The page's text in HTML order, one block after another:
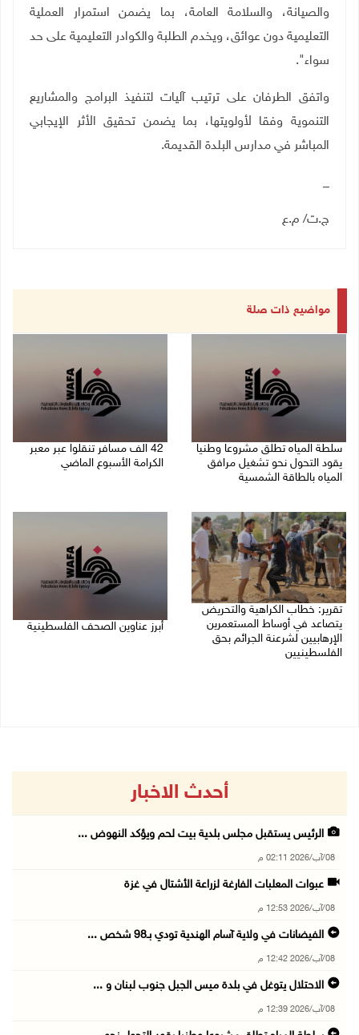
والصيانة، والسلامة العامة، بما يضمن استمرار العملية
التعليمية دون عوائق، ويخدم الطلبة والكوادر التعليمية على حد
سواء"
.
واتفق الطرفان على ترتيب آليات لتنفيذ البرامج والمشاريع
التنموية وفقا لأولويتها، بما يضمن تحقيق الأثر الإيجابي
المباشر في مدارس البلدة القديمة.
ج.ت/ م.ع
مواضيع ذات صلة
سلطة المياه تطلق مشروعا وطنيا
يقود التحول نحو تشغيل مرافق
المياه بالطاقة الشمسية
42 الف مسافر تنقلوا عبر معبر
الكرامة الأسبوع الماضي
تقرير: خطاب الكراهية والتحريض
يتصاعد في أوساط المستعمرين
الإرهابيين لشرعنة الجرائم بحق
الفلسطينيين
أبرز عناوين الصحف الفلسطينية
أحدث الاخبار
الرئيس يستقبل مجلس بلدية بيت لحم ويؤكد النهوض ...
08/آب/2026 02:11 م
عبوات المعلبات الفارغة لزراعة الأشتال في غزة
08/آب/2026 12:53 م
الفيضانات في ولاية آسام الهندية تودي بـ98 شخص ...
08/آب/2026 12:42 م
الاحتلال يتوغل في بلدة ميس الجبل جنوب لبنان و ...
08/آب/2026 12:39 م